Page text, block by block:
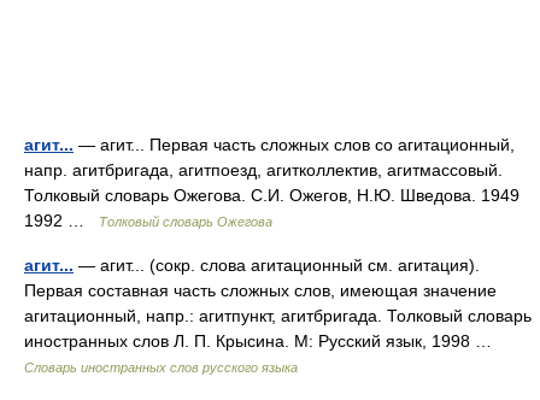
агит... — агит... Первая часть сложных слов со агитационный,
напр. агитбригада, агитпоезд, агитколлектив, агитмассовый.
Толковый словарь Ожегова. С.И. Ожегов, Н.Ю. Шведова. 1949
1992 …
Толковый словарь Ожегова
агит... — агит... (сокр. слова агитационный см. агитация).
Первая составная часть сложных слов, имеющая значение
агитационный, напр.: агитпункт, агитбригада. Толковый словарь
иностранных слов Л. П. Крысина. М: Русский язык, 1998 …
Словарь иностранных слов русского языка